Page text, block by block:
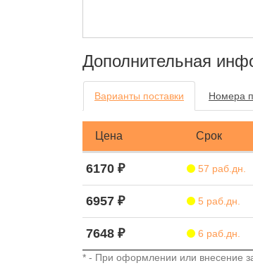
Дополнительная
Варианты поставки Номера
Цена Срок
6170 ₽ 57 раб.дн.
6957 ₽ 5 раб.дн.
7648 ₽ 6 раб.дн.
* - При оформлении или внесение